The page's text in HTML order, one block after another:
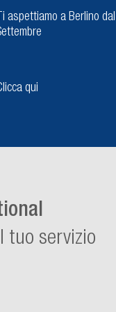
aspettiamo a Berlino
qui
tuo servizio